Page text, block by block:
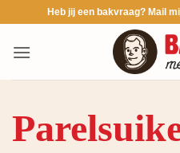
inhoud
Heb jij een bakvraag? Mail